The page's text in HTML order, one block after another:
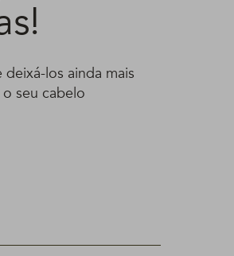
los ainda mais
seu cabelo